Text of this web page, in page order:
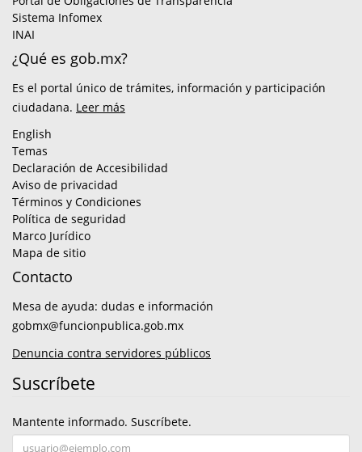
Sistema Infomex
INAI
¿Qué es gob.mx?
Es el portal único de trámites, información y participación
ciudadana. Leer más
English
Temas
Declaración de Accesibilidad
Aviso de privacidad
Términos y Condiciones
Política de seguridad
Marco Jurídico
Mapa de sitio
Contacto
Mesa de ayuda: dudas e información
gobmx@funcionpublica.gob.mx
Denuncia contra servidores públicos
Suscríbete
Mantente informado. Suscríbete.